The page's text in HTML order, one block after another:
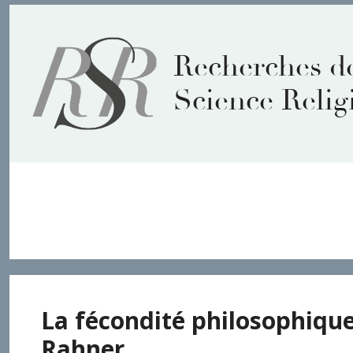
contenu
Recherches
Science
La fécondité